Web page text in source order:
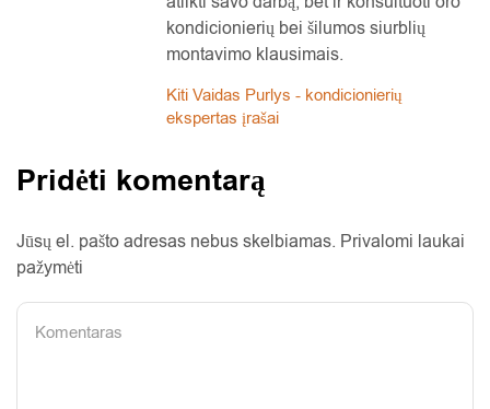
kondicionierių bei šilumos siurblių
montavimo klausimais.
Kiti Vaidas Purlys - kondicionierių
ekspertas įrašai
Pridėti komentarą
Jūsų el. pašto adresas nebus skelbiamas. Privalomi laukai
pažymėti